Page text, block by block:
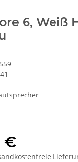
6, Weiß
€